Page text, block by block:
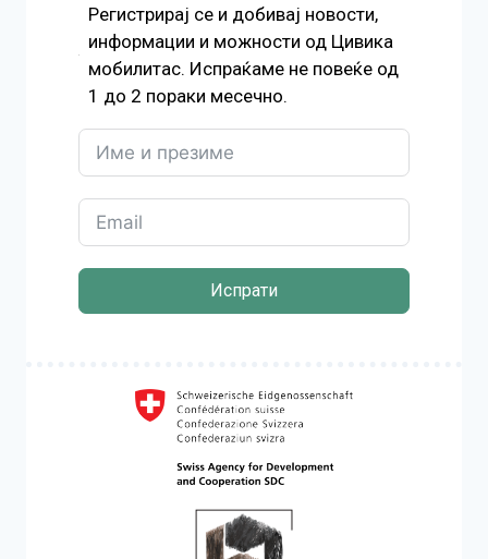
Регистрирај се и добивај новости,
информации и можности од Цивика
мобилитас. Испраќаме не повеќе од
1 до 2 пораки месечно.
Испрати